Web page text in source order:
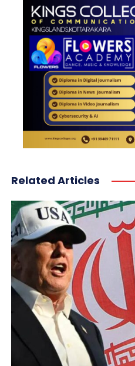
Related Articles